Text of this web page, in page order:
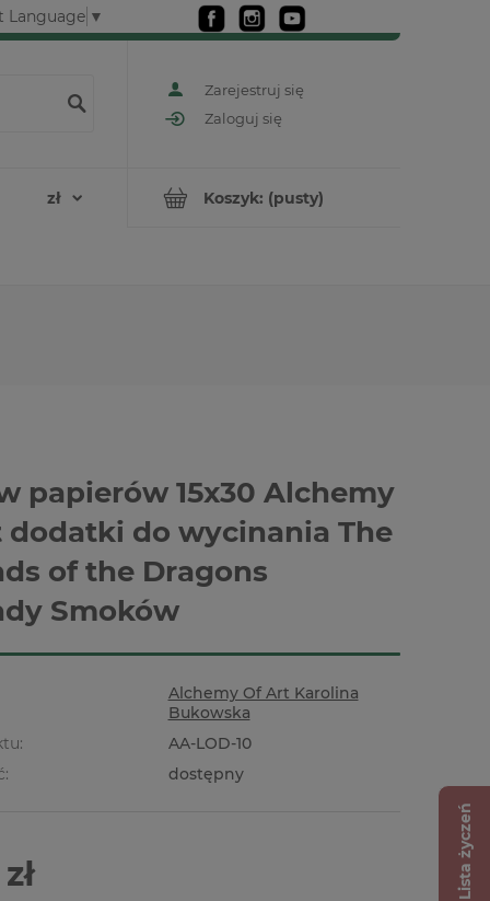
Language ▼
Zarejestruj się
Zaloguj się
Koszyk: (pusty)
papierów 15x30 Alchemy
dodatki do wycinania The
of the Dragons
Smoków
Alchemy Of Art Karolina
Bukowska
AA-LOD-10
dostępny
Lista życzeń